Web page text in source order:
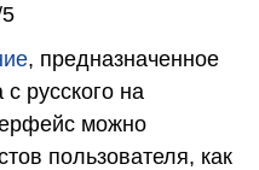
, предназначенное
русского на
можно
пользователя, как